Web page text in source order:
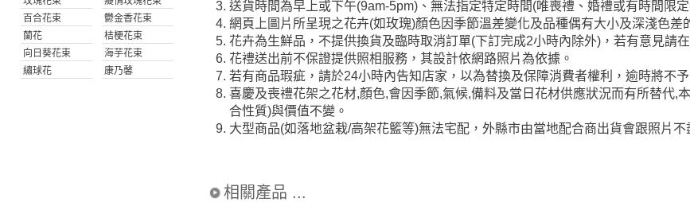
百合花束
鬱金香花束
蘭花
桔梗花束
向日葵花束
海芋花束
繡球花
康乃馨
3.送貨時間為早上或下午(9am-5pm)、無法指定特定時間(唯喪禮、婚禮或有時間限
4.網頁上圖片所呈現之花卉(如玫瑰)顏色因季節溫差變化及品種偶有大小及深淺色差
5.花卉為生鮮品，不提供換貨及臨時取消訂單(下訂完成2小時內除外)，若有意見請
6.花禮送出前不保證提供照相服務，其設計依網路照片為依據。
7.若有商品瑕疵，請於24小時內告知店家，以為替換及保障消費者權利，逾時將不予
8.喜慶及喪禮花架之花材,顏色,會因季節,氣候,備料及當日花材供應狀況而有所替代,
合性質)與價值不變。
9. 大型商品(如落地盆栽/高架花籃等)無法宅配，外縣市由當地配合商出貨會跟照片不
相關產品 ...